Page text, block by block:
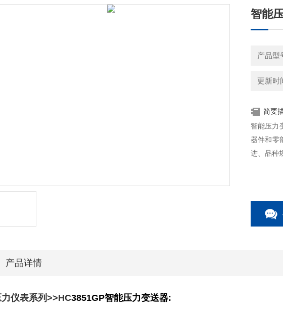
智能
产品型
更新时
简要
智能压力
器件和零
进、品种
产品详情
力仪表系列>>HC3851GP智能压力变送器: